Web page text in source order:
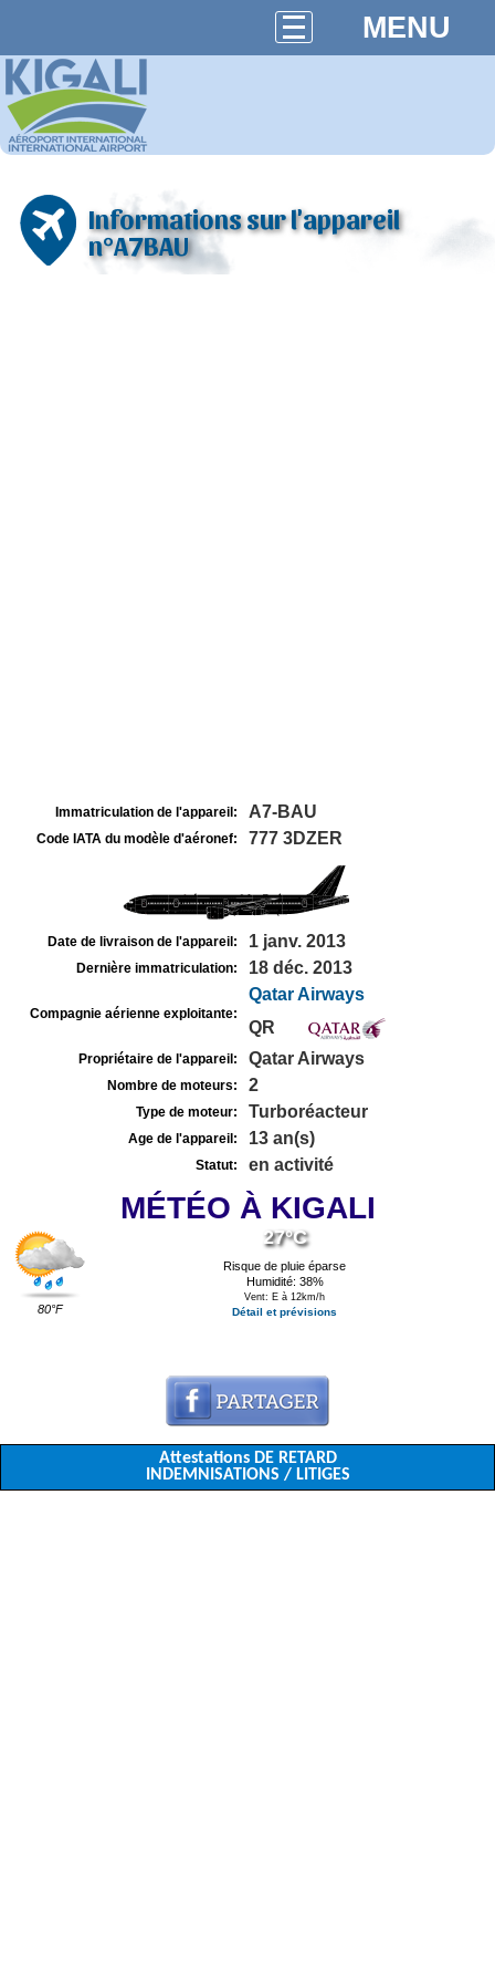
MENU
Informations sur l'appareil
n°A7BAU
Immatriculation de l'appareil: A7-BAU
Code IATA du modèle d'aéronef: 777 3DZER
Date de livraison de l'appareil: 1 janv. 2013
Dernière immatriculation: 18 déc. 2013
Compagnie aérienne exploitante:
Qatar Airways
QR
Propriétaire de l'appareil: Qatar Airways
Nombre de moteurs: 2
Type de moteur: Turboréacteur
Age de l'appareil: 13 an(s)
Statut: en activité
MÉTÉO À KIGALI
80°F
27°C
Risque de pluie éparse
Humidité: 38%
Vent: E à 12km/h
Détail et prévisions
Attestations DE RETARD
INDEMNISATIONS / LITIGES